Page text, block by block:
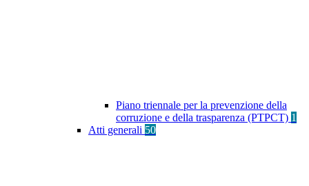
Piano triennale per la prevenzione della
corruzione e della trasparenza (PTPCT) 1
Atti generali 50